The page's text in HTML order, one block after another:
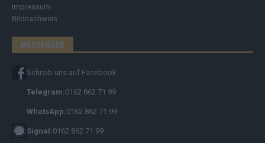
Impressum
Bildnachweis
MESSENGER
Schreib uns auf Facebook
Telegram:0162 862 71 99
WhatsApp:0162 862 71 99
Signal:0162 862 71 99